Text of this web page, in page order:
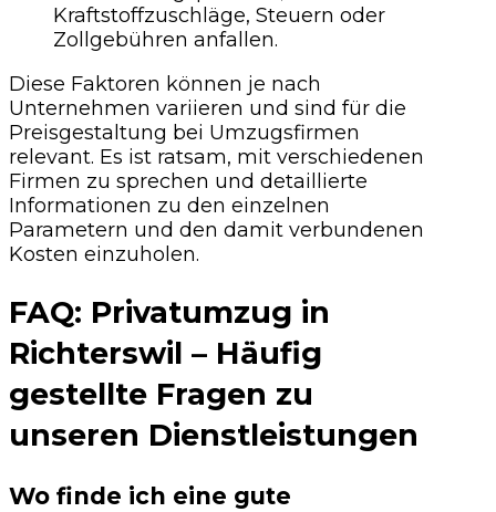
Kraftstoffzuschläge, Steuern oder
Zollgebühren anfallen.
Diese Faktoren können je nach
Unternehmen variieren und sind für die
Preisgestaltung bei Umzugsfirmen
relevant. Es ist ratsam, mit verschiedenen
Firmen zu sprechen und detaillierte
Informationen zu den einzelnen
Parametern und den damit verbundenen
Kosten einzuholen.
FAQ: Privatumzug in
Richterswil – Häufig
gestellte Fragen zu
unseren Dienstleistungen
Wo finde ich eine gute